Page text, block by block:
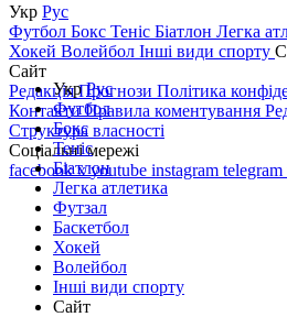
Укр Рус
Футбол Бокс Теніс Біатлон Легка
Хокей Волейбол Інші види спорту
Сайт
РедакціяПрогнози Політика
КонтактиПравила коментування
Структура власності
Соціальні мережі
facebookxyoutube instagram telegram
УкрРус
Футбол
Бокс
Теніс
Біатлон
Легка атлетика
Футзал
Баскетбол
Хокей
Волейбол
Інші види спорту
Сайт